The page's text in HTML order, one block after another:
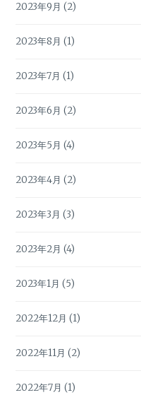
2023年9月 (2)
2023年8月 (1)
2023年7月 (1)
2023年6月 (2)
2023年5月 (4)
2023年4月 (2)
2023年3月 (3)
2023年2月 (4)
2023年1月 (5)
2022年12月 (1)
2022年11月 (2)
2022年7月 (1)